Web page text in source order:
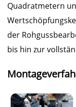
Quadratmetern
der
bis hin zur